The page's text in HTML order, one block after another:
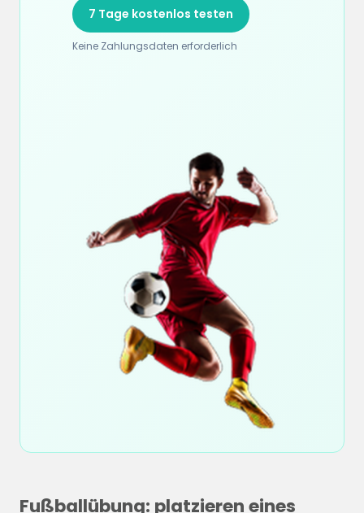
7 Tage kostenlos testen
Keine Zahlungsdaten erforderlich
Fußballübung: platzieren eines